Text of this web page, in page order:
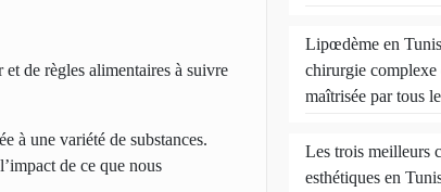
de règles alimentaires à suivre
à une variété de substances.
de ce que nous
Lipœdème en
chirurgie complexe
maîtrisée par tous
Les trois meilleurs
esthétiques en